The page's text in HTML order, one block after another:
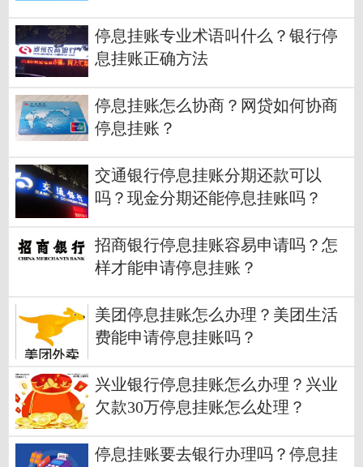
停息挂账专业术语叫什么？银行停
息挂账正确方法
停息挂账怎么协商？网贷如何协商
停息挂账？
交通银行停息挂账分期还款可以
吗？现金分期还能停息挂账吗？
招商银行停息挂账容易申请吗？怎
样才能申请停息挂账？
美团停息挂账怎么办理？美团生活
费能申请停息挂账吗？
兴业银行停息挂账怎么办理？兴业
欠款30万停息挂账怎么处理？
停息挂账要去银行办理吗？停息挂